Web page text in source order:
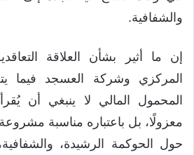
والشفافية.
إن ما أثير بشأن العلاقة
المركزي وشركة العسجد فيما
المحمول المالي لا ينبغي أن يُقرأ
معزولًا، بل باعتباره مناسبة
حول الحوكمة الرشيدة،